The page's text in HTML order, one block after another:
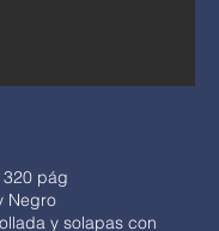
320 pág
Negro
y solapas con